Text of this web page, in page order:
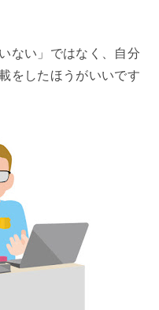
ない」ではなく、自分
をしたほうがいいです